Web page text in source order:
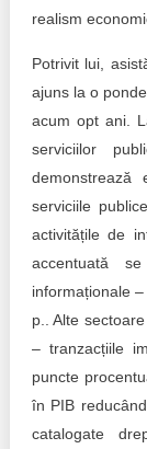
realism
Potrivit lui,
ajuns la o
acum opt ani.
serviciilor
demonstrează
serviciile
activitățile de
accentuată
informaționale
p.. Alte
– tranzacțiile
puncte
în PIB
catalogate